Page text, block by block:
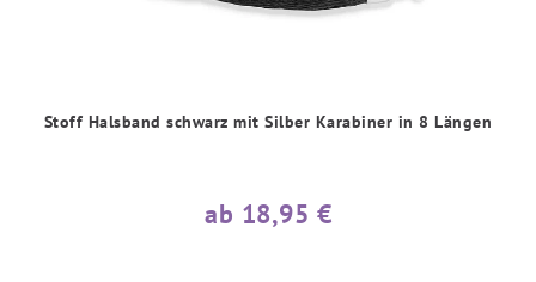
Stoff Halsband schwarz mit Silber Karabiner in 8 Längen
ab 18,95 €